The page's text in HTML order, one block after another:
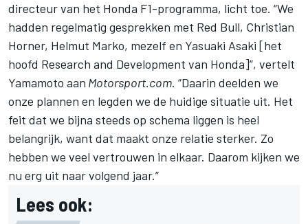
directeur van het Honda F1-programma, licht toe. “We
hadden regelmatig gesprekken met Red Bull, Christian
Horner, Helmut Marko, mezelf en Yasuaki Asaki [het
hoofd Research and Development van Honda]”, vertelt
Yamamoto aan Motorsport.com. “Daarin deelden we
onze plannen en legden we de huidige situatie uit. Het
feit dat we bijna steeds op schema liggen is heel
belangrijk, want dat maakt onze relatie sterker. Zo
hebben we veel vertrouwen in elkaar. Daarom kijken we
nu erg uit naar volgend jaar.”
Lees ook: